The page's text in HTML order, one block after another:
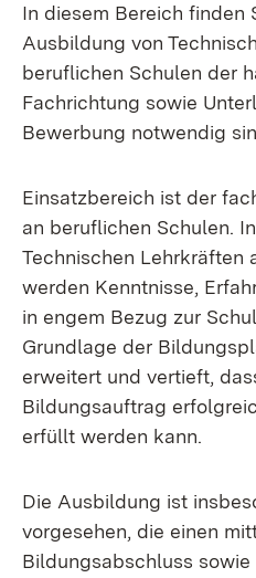
In diesem Bereich finden
Ausbildung von
beruflichen Schulen der
Fachrichtung sowie
Bewerbung notwendig
Einsatzbereich ist der
an beruflichen Schulen.
Technischen Lehrkräften
werden Kenntnisse,
in engem Bezug zur
Grundlage der
erweitert und vertieft,
Bildungsauftrag
erfüllt werden kann.
Die Ausbildung ist
vorgesehen, die einen
Bildungsabschluss